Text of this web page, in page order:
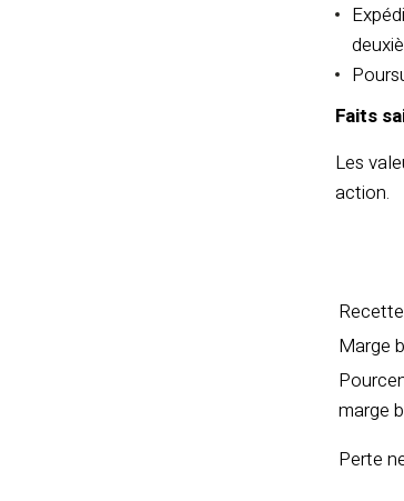
Faits
Les
action.
Marge
marge
Perte